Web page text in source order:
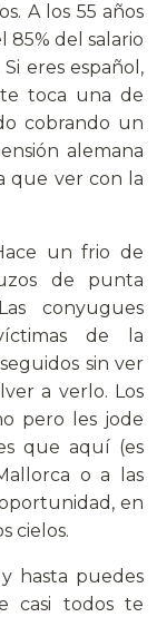
A los 55 años
del salario
eres español,
toca una de
cobrando un
alemana
que ver con la
un frio de
de punta
conyugues
de la
sin ver
a verlo. Los
pero les jode
que aquí (es
o a las
en
cielos.
hasta puedes
casi todos te